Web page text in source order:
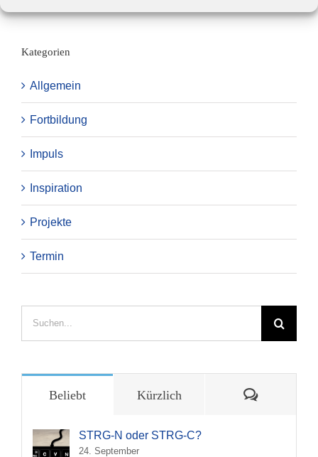
Kategorien
Allgemein
Fortbildung
Impuls
Inspiration
Projekte
Termin
Beliebt Kürzlich
STRG-N oder STRG-C?
24. September